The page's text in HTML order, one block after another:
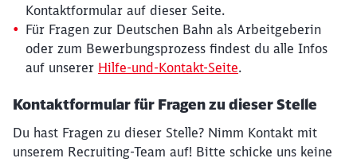
Kontaktformular auf dieser Seite.
Für Fragen zur Deutschen Bahn als Arbeitgeberin
oder zum Bewerbungsprozess findest du alle Infos
auf unserer Hilfe-und-Kontakt-Seite.
Kontaktformular für Fragen zu dieser Stelle
Du hast Fragen zu dieser Stelle? Nimm Kontakt mit
unserem Recruiting-Team auf! Bitte schicke uns keine